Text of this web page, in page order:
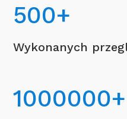
500+
Wykonanych
1000000+